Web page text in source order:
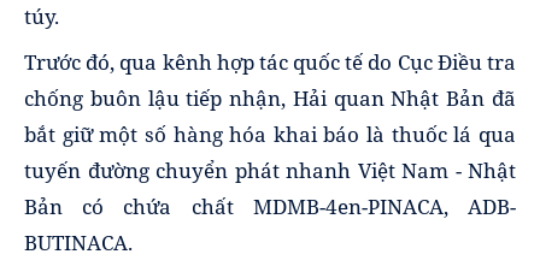
túy.
Trước đó, qua kênh hợp tác quốc tế do Cục Điều tra
chống buôn lậu tiếp nhận, Hải quan Nhật Bản đã
bắt giữ một số hàng hóa khai báo là thuốc lá qua
tuyến đường chuyển phát nhanh Việt Nam - Nhật
Bản có chứa chất MDMB-4en-PINACA, ADB-
BUTINACA.